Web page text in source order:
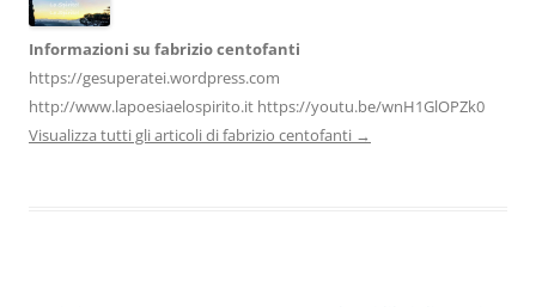
Informazioni su fabrizio centofanti
https://gesuperatei.wordpress.com
http://www.lapoesiaelospirito.it https://youtu.be/wnH1GlOPZk0
Visualizza tutti gli articoli di fabrizio centofanti →